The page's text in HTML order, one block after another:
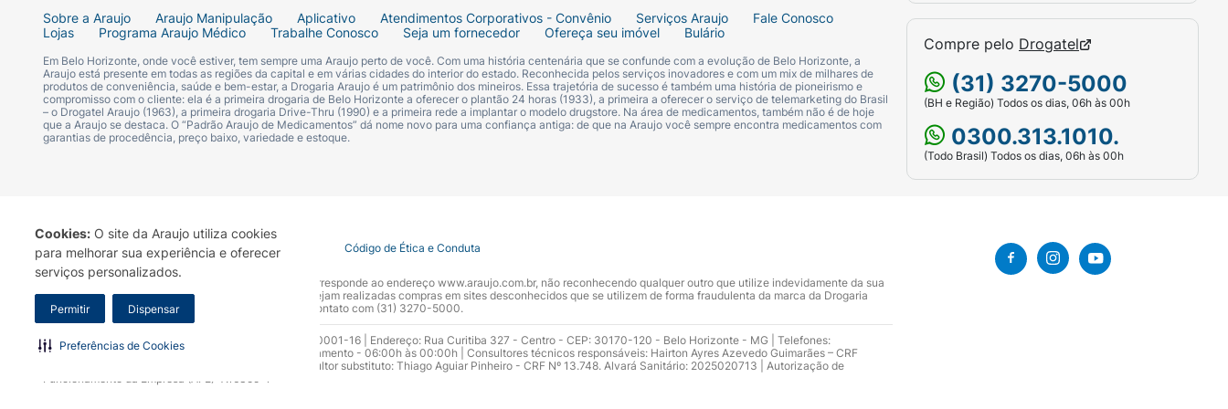
Cookies: O site da Araujo utiliza cookies
para melhorar sua experiência e oferecer
serviços personalizados.
Permitir Dispensar
Preferências de Cookies
Trabalha em ambientes com ar-condicionado;
Se expõe ao vento, sol ou frio com frequência;
Tem tendência a lábios rachados ou sensíveis;
Sim, embora o produto não seja rotulado especificamente como “infantil”, sua
fórmula segura e dermatologicamente testada permite o uso por
crianças, especialmente aquelas que apresentam lábios sensíveis ou ressecados.
Em crianças pequenas (abaixo de 6 anos), recomenda-se aplicar sob supervisão de um adulto para evitar ingestão acidental.
Composição do Hidratante Labial Nivea Original
Sobre a Araujo Araujo Manipulação Aplicativo Atendimentos Corporativos - Convênio Serviços Araujo
Fale Conosco
Lojas
Programa Araujo Médico Trabalhe Conosco Seja um fornecedor Ofereça seu imóvel Bulário
Em Belo Horizonte, onde você estiver, tem sempre uma Araujo perto de você. Com uma história centenária que se confunde com a evolução de Belo Horizonte, a
Araujo está presente em todas as regiões da capital e em várias cidades do interior do estado. Reconhecida pelos serviços inovadores e com um mix de milhares de
produtos de conveniência, saúde e bem-estar, a Drogaria Araujo é um patrimônio dos mineiros. Essa trajetória de sucesso é também uma história de pioneirismo e
compromisso com o cliente: ela é a primeira drogaria de Belo Horizonte a oferecer o plantão 24 horas (1933), a primeira a oferecer o serviço de telemarketing do Brasil
– o Drogatel Araujo (1963), a primeira drogaria Drive-Thru (1990) e a primeira rede a implantar o modelo drugstore. Na área de medicamentos, também não é de hoje
que a Araujo se destaca. O “Padrão Araujo de Medicamentos” dá nome novo para uma confiança antiga: de que na Araujo você sempre encontra medicamentos com
garantias de procedência, preço baixo, variedade e estoque.
Compre pelo Drogatel
(31) 3270-5000
(BH e Região) Todos os dias, 06h às 00h
0300.313.1010.
(Todo Brasil) Todos os dias, 06h às 00h
Termo de Uso Portal da Privacidade Covid-19 Código de Ética e Conduta
A Drogaria Araujo S/A informa que o seu site oficial corresponde ao endereço www.araujo.com.br, não reconhecendo qualquer outro que utilize indevidamente da sua
marca. Para sua segurança recomendamos que não sejam realizadas compras em sites desconhecidos que se utilizem de forma fraudulenta da marca da Drogaria
Araujo S.A. Em caso de dúvidas, gentileza entrar em contato com (31) 3270-5000.
Razão Social: Drogaria Araujo S.A | CNPJ: 17.256.512.0001-16 | Endereço: Rua Curitiba 327 - Centro - CEP: 30170-120 - Belo Horizonte - MG | Telefones:
0300.313.1010 e (31) 3270-5000 Horário de funcionamento - 06:00h às 00:00h | Consultores técnicos responsáveis: Hairton Ayres Azevedo Guimarães – CRF
10.965 | Yasmin Silva Alvarenga – CRF 52.584 - Consultor substituto: Thiago Aguiar Pinheiro - CRF Nº 13.748. Alvará Sanitário: 2025020713 | Autorização de
Funcionamento da Empresa (AFE): 7.16355-1